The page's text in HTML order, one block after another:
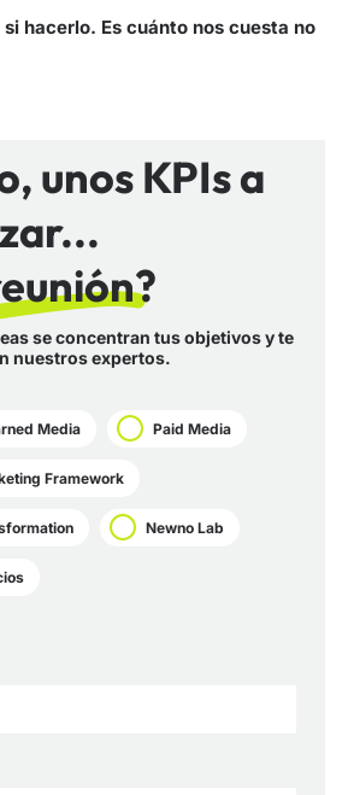
hacerlo. Es cuánto nos cuesta no
unos KPIs a
se concentran tus objetivos y te
nuestros expertos.
Media Paid Media
Framework
Newno Lab